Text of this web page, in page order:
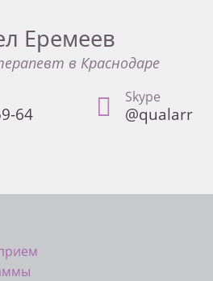
Еремеев
в Краснодаре
64
Skype
@qualarr